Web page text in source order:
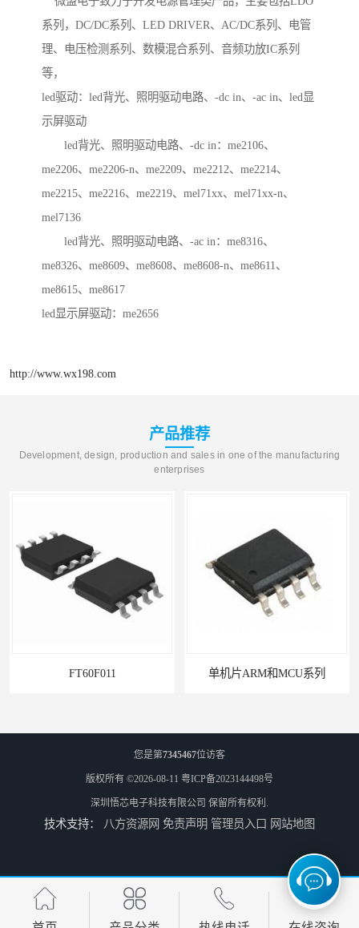
系列，DC/DC系列、LED DRIVER、AC/DC系列、电管
理、电压检测系列、数模混合系列、音频功放IC系列
等，
led驱动：led背光、照明驱动电路、-dc in、-ac in、led显
示屏驱动
led背光、照明驱动电路、-dc in：me2106、
me2206、me2206-n、me2209、me2212、me2214、
me2215、me2216、me2219、mel71xx、mel71xx-n、
mel7136
led背光、照明驱动电路、-ac in：me8316、
me8326、me8609、me8608、me8608-n、me8611、
me8615、me8617
led显示屏驱动：me2656
http://www.wx198.com
产品推荐
Development, design, production and sales in one of the manufacturing
enterprises
FT60F011 单机片ARM和MCU系列
PN8366ic器件 PN8161电源ic的作用
您是第7345467位访客
版权所有 ©2026-08-11 粤ICP备2023144498号
深圳悟芯电子科技有限公司 保留所有权利.
技术支持： 八方资源网 免责声明 管理员入口 网站地图